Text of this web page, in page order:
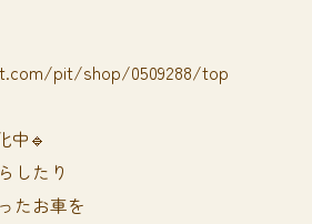
pit/shop/0509288/top
中🔹
したり
たお車を